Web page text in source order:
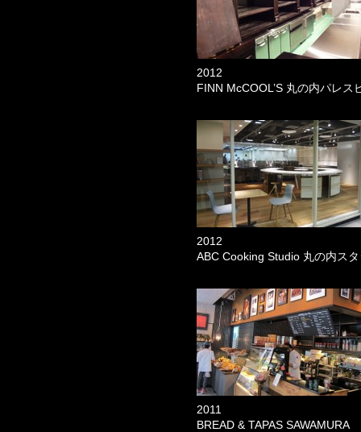
2012
FINN McCOOL’S 丸の内パレス
2012
ABC Cooking Studio 丸の内ス
2011
BREAD & TAPAS SAWAMURA